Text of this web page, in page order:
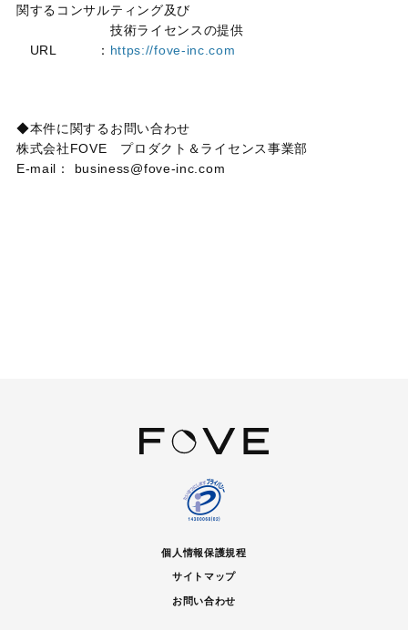
関するコンサルティング及び
技術ライセンスの提供
URL ： https://fove-inc.com
◆本件に関するお問い合わせ
株式会社FOVE プロダクト＆ライセンス事業部
E-mail： business@fove-inc.com
個人情報保護規程
サイトマップ
お問い合わせ